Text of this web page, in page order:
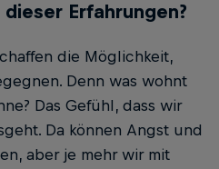
Erfahrungen?
die Möglichkeit,
Denn was wohnt
Das Gefühl, dass wir
Da können Angst und
aber je mehr wir mit